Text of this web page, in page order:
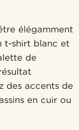
élégamment
t-shirt blanc et
de
des accents de
en cuir ou